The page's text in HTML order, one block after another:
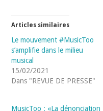
Articles similaires
Le mouvement #MusicToo
s’amplifie dans le milieu
musical
15/02/2021
Dans "REVUE DE PRESSE"
MusicToo : «La dénonciation